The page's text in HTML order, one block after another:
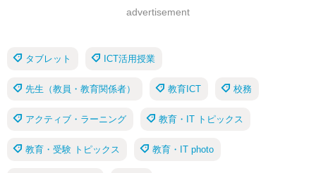
advertisement
タブレット ICT活用授業
先生（教員・教育関係者） 教育ICT 校務
アクティブ・ラーニング 教育・IT トピックス
教育・受験 トピックス 教育・IT photo